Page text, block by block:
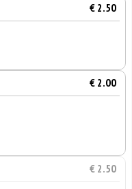
€ 2.50
€ 2.00
€ 2.50